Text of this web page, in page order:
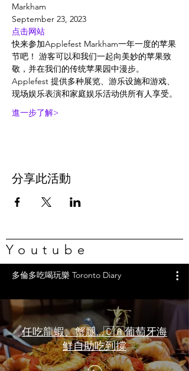
Markham
September 23, 2023
点击网站
快来参加Applefest Markham一年一度的苹果
节吧！ 游客可以和我们一起向美妙的苹果致
敬，并在我们的传统苹果园中漫步。
Applefest 提供多种展览、游乐设施和游戏、
现场娱乐表演和家庭娱乐活动供所有人享受。
進一步了解>
分享此活動
Youtube
多倫多吃喝玩樂 Toronto Diary
任吃龍蝦、蟹腿…🇨🇦葡萄牙海
鮮自助吃到撐